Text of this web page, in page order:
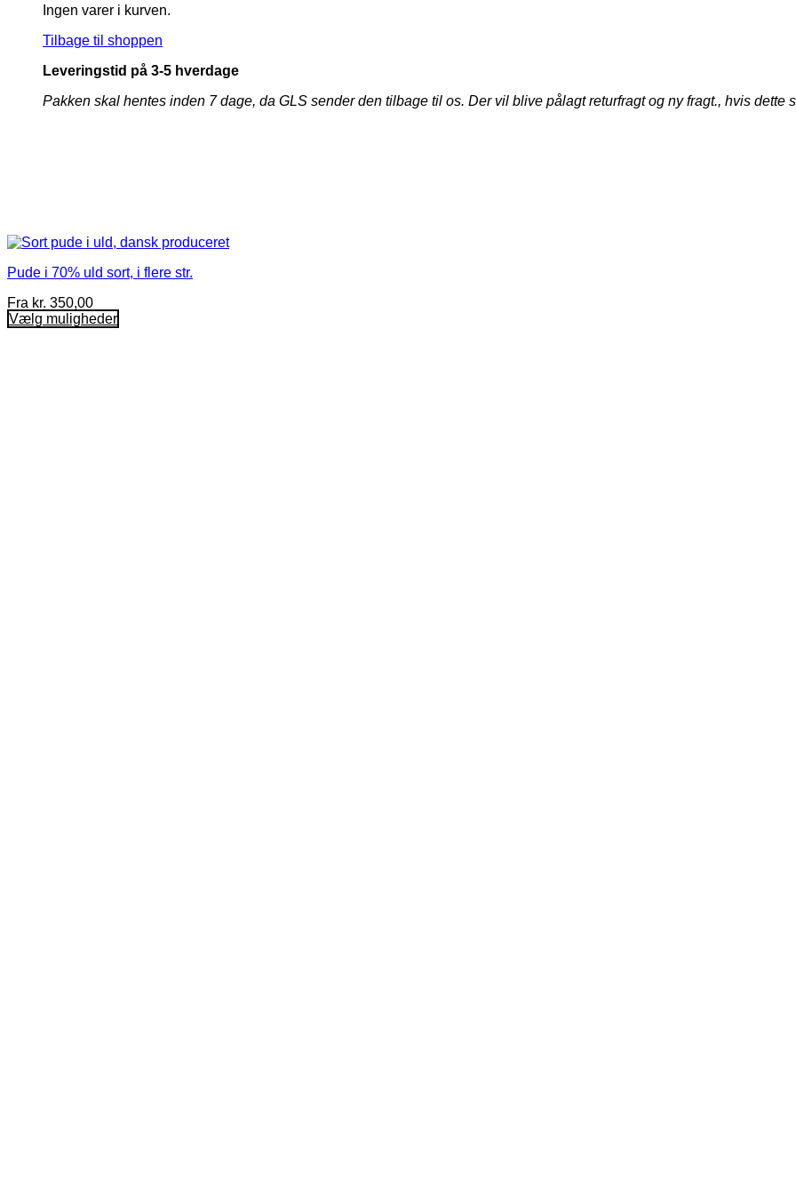
Ingen varer i kurven.
Tilbage til shoppen
Leveringstid på 3-5 hverdage
Pakken skal hentes inden 7 dage, da GLS sender den tilbage til os. Der vil blive pålagt returfragt og ny fragt., hvis dette
Pude i 70% uld sort, i flere str.
Fra kr. 350,00
Vælg muligheder